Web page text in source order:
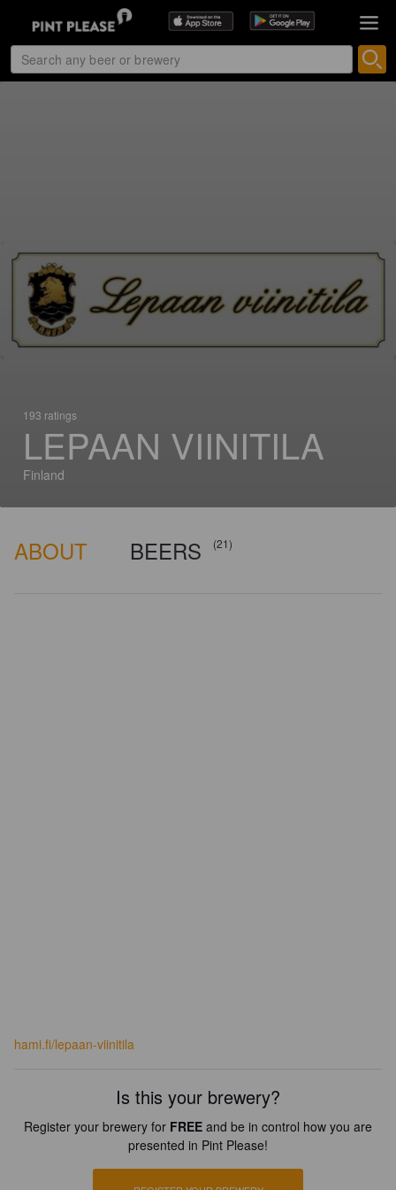
193 ratings
LEPAAN VIINITILA
Finland
ABOUT BEERS (21)
hami.fi/lepaan-viinitila
Is this your brewery?
Register your brewery for FREE and be in control how you are
presented in Pint Please!